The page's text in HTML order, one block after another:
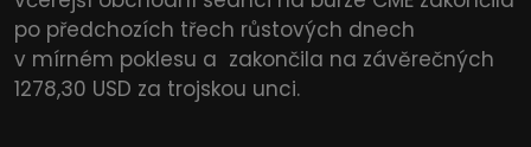
po předchozích třech růstových dnech
v mírném poklesu a zakončila na závěrečných
1278,30 USD za trojskou unci.